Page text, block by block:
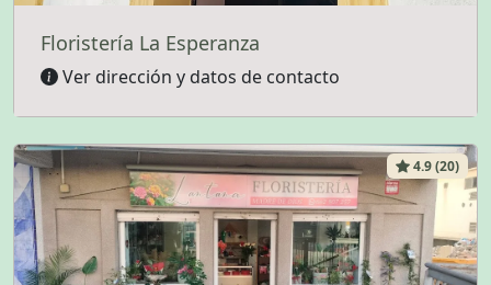
Floristería La Esperanza
Ver dirección y datos de contacto
4.9 (20)